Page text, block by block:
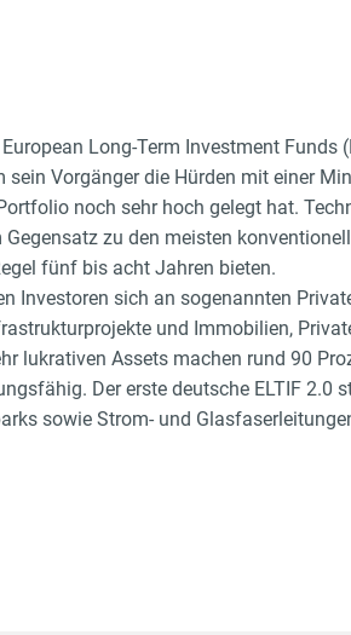
Long-Term Investment Funds
Vorgänger die Hürden mit einer
noch sehr hoch gelegt hat.
zu den meisten
fünf bis acht Jahren bieten.
Investoren sich an sogenannten
und Immobilien,
lukrativen Assets machen rund 90
Der erste deutsche ELTIF 2.0
sowie Strom- und